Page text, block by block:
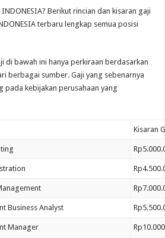
INDONESIA? Berikut rincian dan kisaran gaji
terbaru lengkap semua posisi
di bawah ini hanya perkiraan berdasarkan
berbagai sumber. Gaji yang sebenarnya
kebijakan perusahaan yang
Kisaran
Business Analyst
Manager